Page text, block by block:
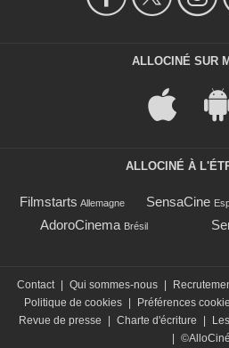
ALLOCINÉ SUR
ALLOCINÉ À
Filmstarts Allemagne SensaCine
AdoroCinema Brésil
Contact Qui sommes-nous
Politique de cookies
Préférences
Revue de presse
Charte d'écriture
©AlloCiné